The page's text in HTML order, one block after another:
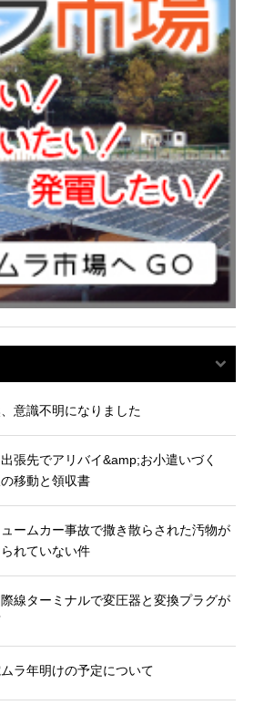
意識不明になりました
張先でアリバイ&amp;お小遣いづく
移動と領収書
ームカー事故で撒き散らされた汚物が
れていない件
線ターミナルで変圧器と変換プラグが
ラ年明けの予定について